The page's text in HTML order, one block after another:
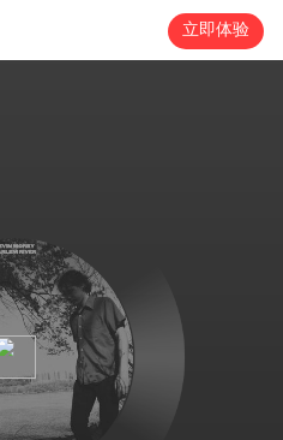
立即体验